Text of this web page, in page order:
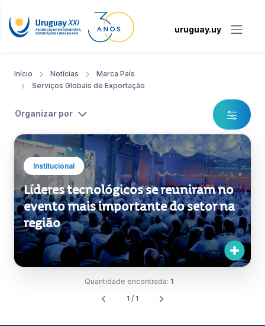
uruguay.uy
Início Notícias
Marca País
Serviços Globais de Exportação
Organizar por
Institucional
Líderes tecnológicos se reuniram no
evento mais importante do setor na
região
Quantidade encontrada: 1
1 / 1